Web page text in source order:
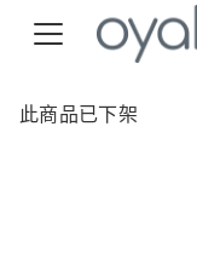
此商品已下架